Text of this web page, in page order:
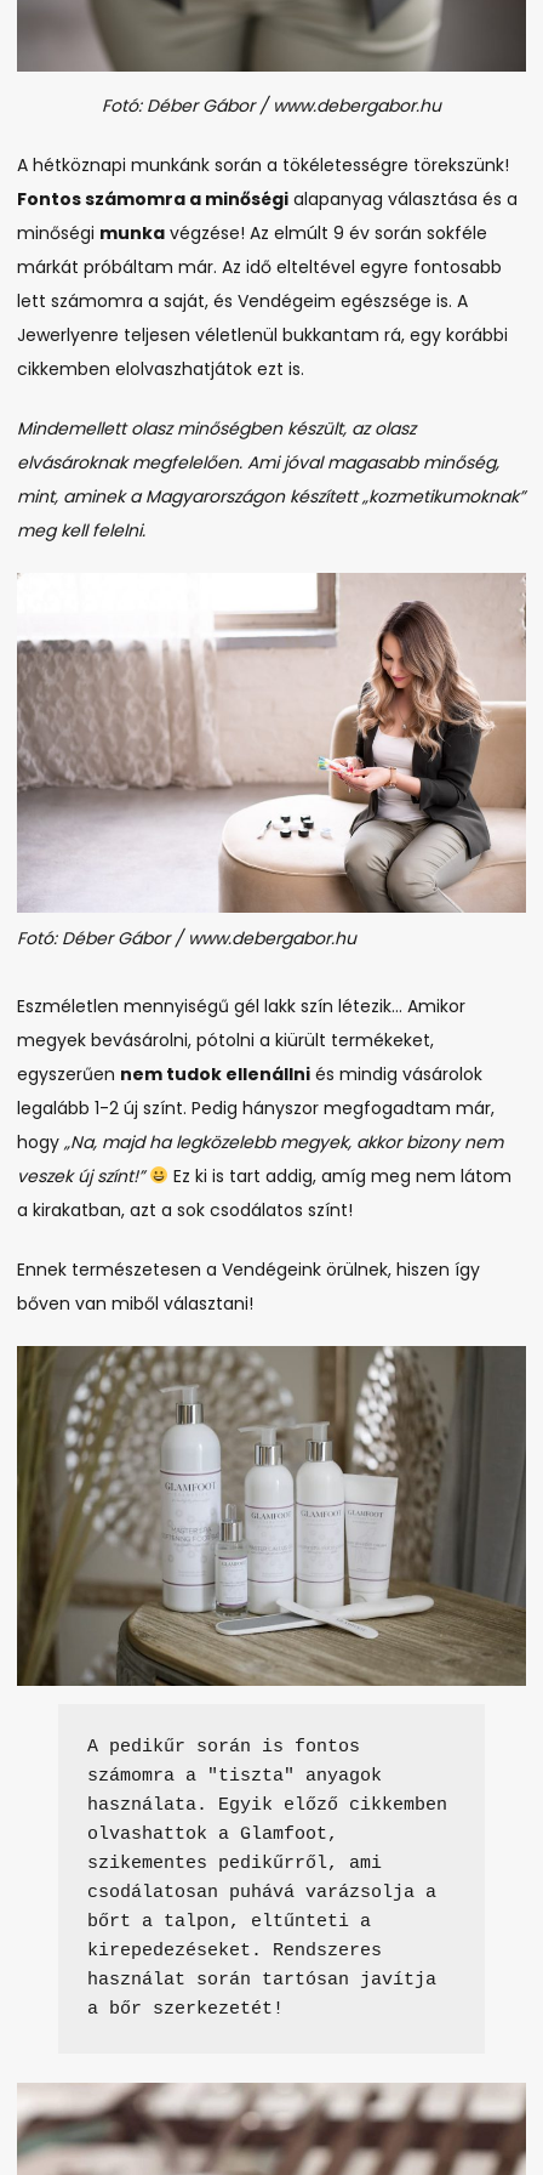
Fotó: Déber Gábor / www.debergabor.hu
A hétköznapi munkánk során a tökéletességre törekszünk!
Fontos számomra a minőségi alapanyag választása és a
minőségi munka végzése! Az elmúlt 9 év során sokféle
márkát próbáltam már. Az idő elteltével egyre fontosabb
lett számomra a saját, és Vendégeim egészsége is. A
Jewerlyenre teljesen véletlenül bukkantam rá, egy korábbi
cikkemben elolvaszhatjátok ezt is.
Mindemellett olasz minőségben készült, az olasz
elvásároknak megfelelően. Ami jóval magasabb minőség,
mint, aminek a Magyarországon készített „kozmetikumoknak”
meg kell felelni.
Fotó: Déber Gábor / www.debergabor.hu
Eszméletlen mennyiségű gél lakk szín létezik… Amikor
megyek bevásárolni, pótolni a kiürült termékeket,
egyszerűen nem tudok ellenállni és mindig vásárolok
legalább 1-2 új színt. Pedig hányszor megfogadtam már,
hogy „Na, majd ha legközelebb megyek, akkor bizony nem
veszek új színt!”
Ez ki is tart addig, amíg meg nem látom
a kirakatban, azt a sok csodálatos színt!
Ennek természetesen a Vendégeink örülnek, hiszen így
bőven van miből választani!
A pedikűr során is fontos
számomra a "tiszta" anyagok
használata. Egyik előző cikkemben
olvashattok a Glamfoot,
szikementes pedikűrről, ami
csodálatosan puhává varázsolja a
bőrt a talpon, eltűnteti a
kirepedezéseket. Rendszeres
használat során tartósan javítja
a bőr szerkezetét!